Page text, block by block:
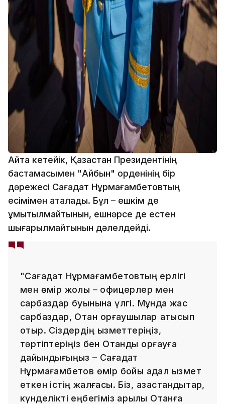
Айта кетейік, Қазақстан Президентінің
бастамасымен "Айбын" орденінің бір
дәрежесі Сағадат Нұрмағамбетовтың
есімімен аталады. Бұл – ешкім де
ұмытылмайтынын, ешнәрсе де естен
шығарылмайтынын дәлелдейді.
"Сағадат Нұрмағамбетовтың ерлігі
мен өмір жолы – офицерлер мен
сарбаздар буынына үлгі. Мұнда жас
сарбаздар, Отан қорғаушылар қатысып
отыр. Сіздердің қызметтеріңіз,
тәртіптеріңіз бен Отанды қорғауға
дайындығыңыз – Сағадат
Нұрмағамбетов өмір бойы адал қызмет
еткен істің жалғасы. Біз, қазақстандықтар,
күнделікті еңбегіміз арқылы Отанға